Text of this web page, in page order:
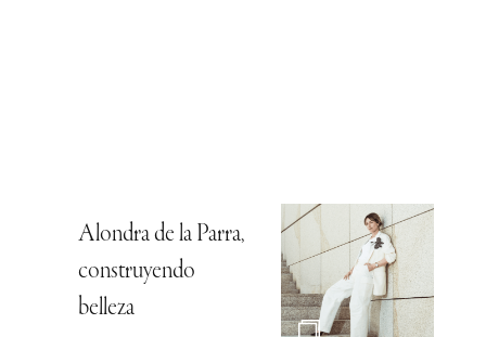
Alondra de la Parra,
construyendo
belleza